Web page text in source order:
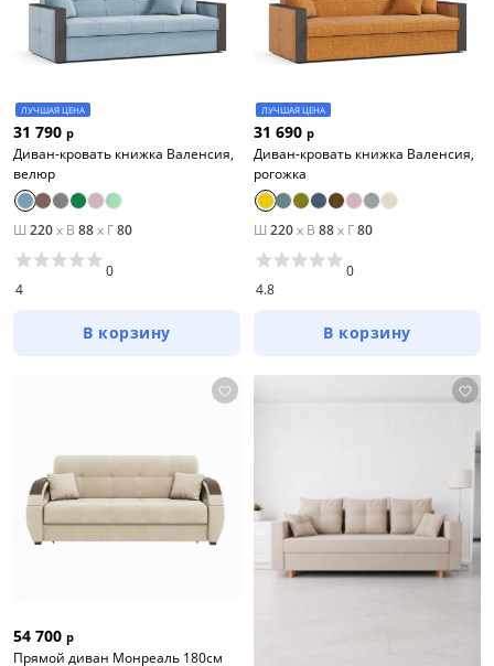
от
ЛУЧШАЯ ЦЕНА
31 790 р
Диван-кровать книжка Валенсия,
велюр
Ш 220x В 88x Г80
4
0
В корзину
ЛУЧШАЯ ЦЕНА
31 690 р
Диван-кровать книжка Валенсия,
рогожка
Ш 220x В 88x Г80
4.8
0
В корзину
54 700 р
Прямой диван Монреаль 180см